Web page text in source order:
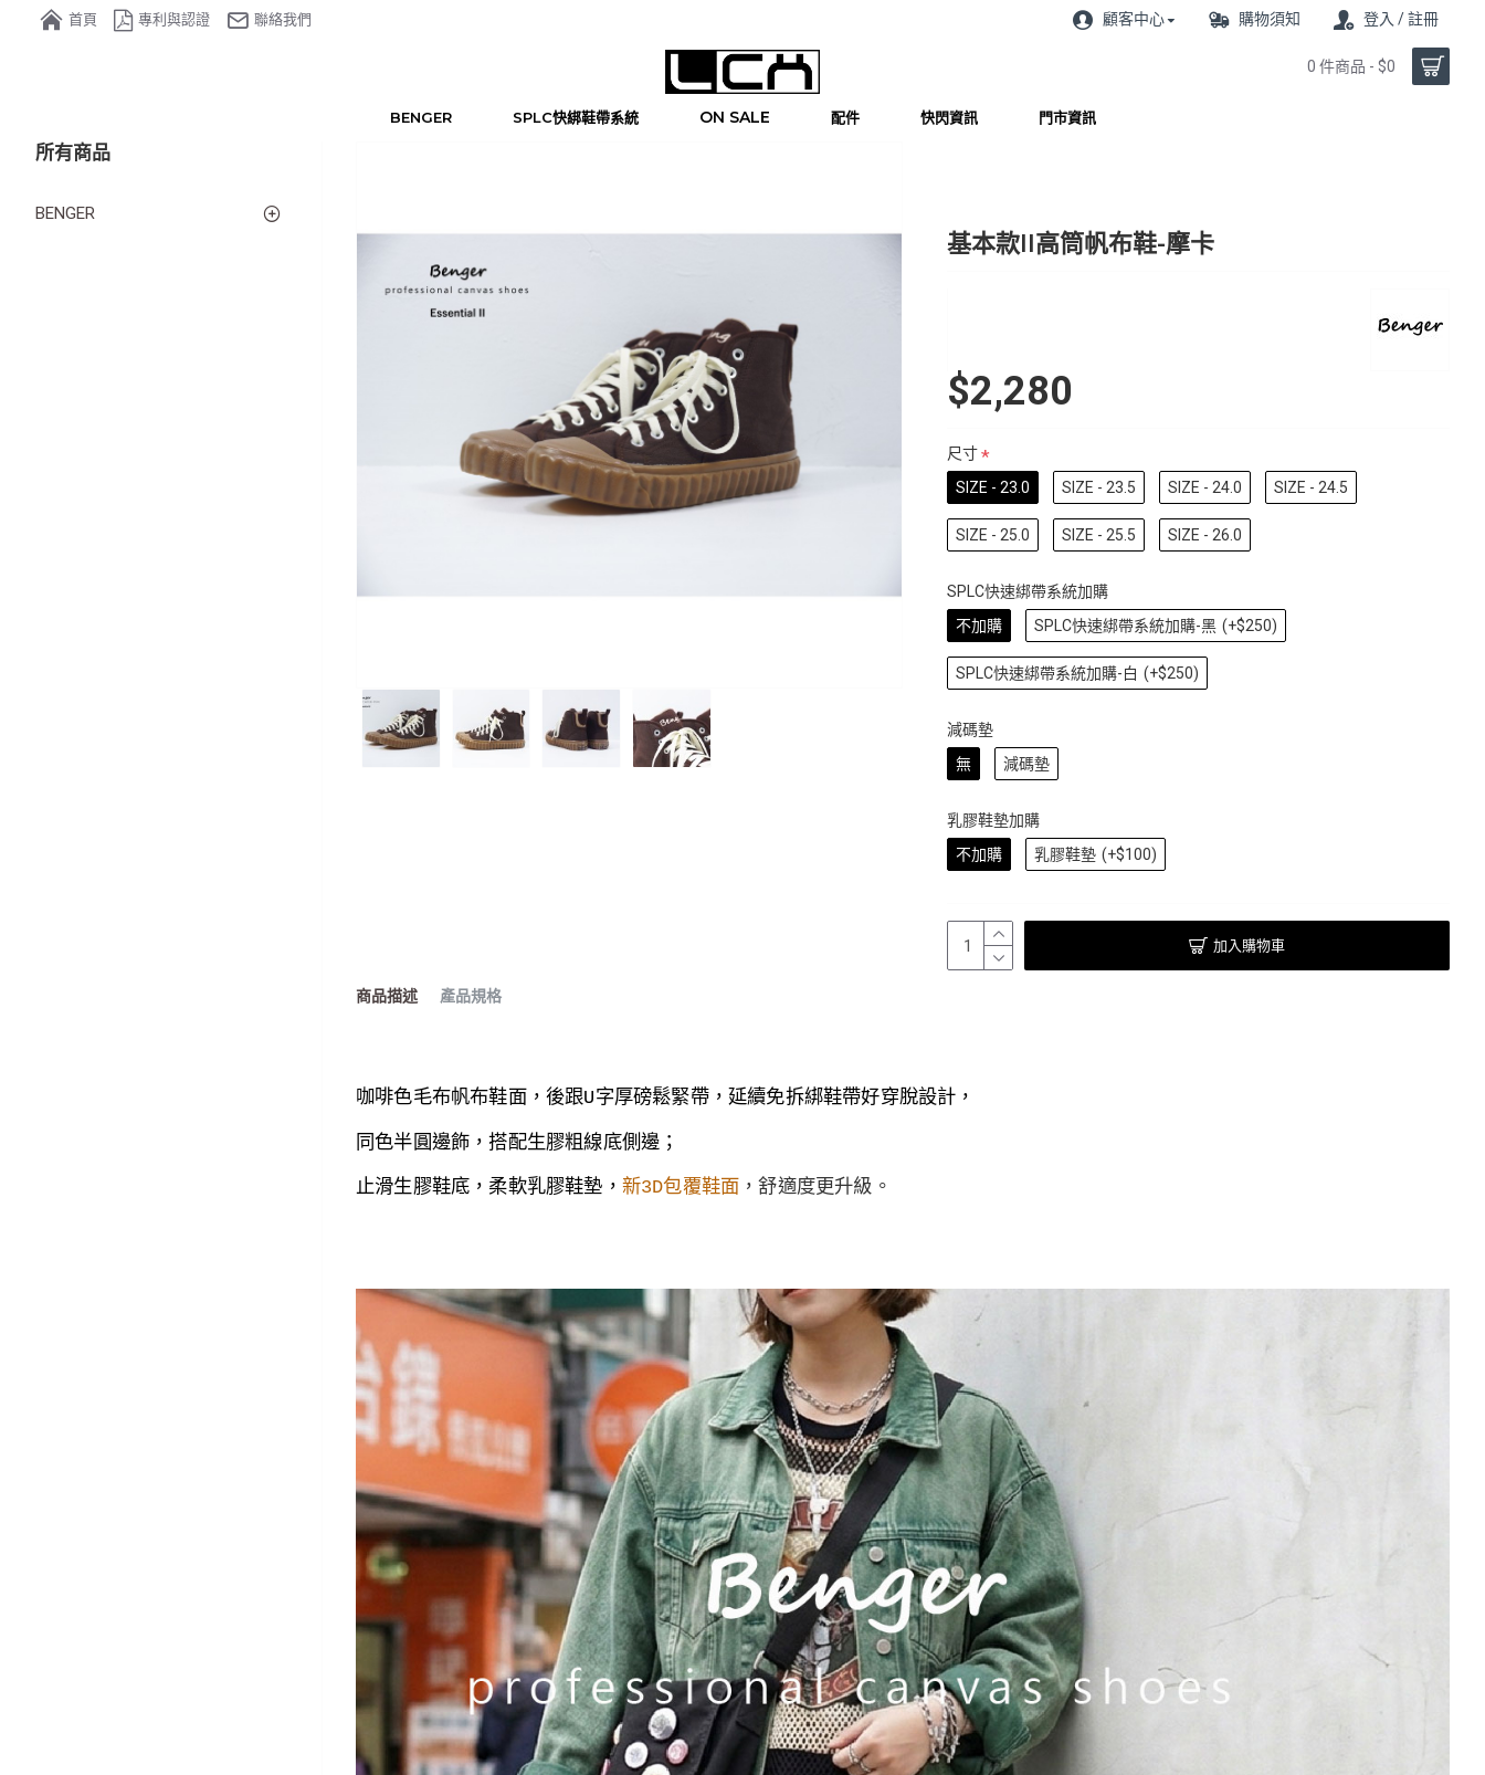
首頁 專利與認證 聯絡我們 顧客中心 購物須知 登入 / 註冊
0 件商品 - $0
BENGER SPLC快綁鞋帶系統 ON SALE 配件 快閃資訊 門市資訊
所有商品
BENGER
基本款II高筒帆布鞋-摩卡
$2,280
尺寸
SIZE - 23.0
SIZE - 23.5 SIZE - 24.0 SIZE - 24.5
SIZE - 25.0 SIZE - 25.5 SIZE - 26.0
SPLC快速綁帶系統加購
不加購
SPLC快速綁帶系統加購-黑 (+$250)
SPLC快速綁帶系統加購-白 (+$250)
減碼墊
無
減碼墊
乳膠鞋墊加購
不加購
乳膠鞋墊 (+$100)
加入購物車
商品描述 產品規格
咖啡色毛布帆布鞋面，後跟U字厚磅鬆緊帶，延續免拆綁鞋帶好穿脫設計，
同色半圓邊飾，搭配生膠粗線底側邊；
止滑生膠鞋底， 柔軟乳膠鞋墊， 新3D包覆鞋面 ，舒適度更升級。